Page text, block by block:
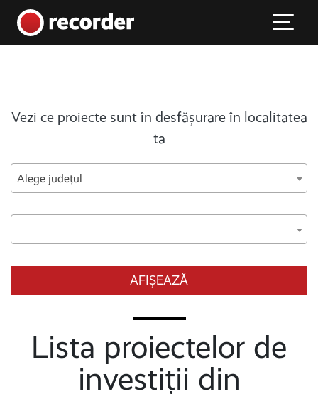
Main Navigation
Vezi ce proiecte sunt în desfășurare în localitatea
ta
Alege județul
AFIȘEAZĂ
Lista proiectelor de
investiții din